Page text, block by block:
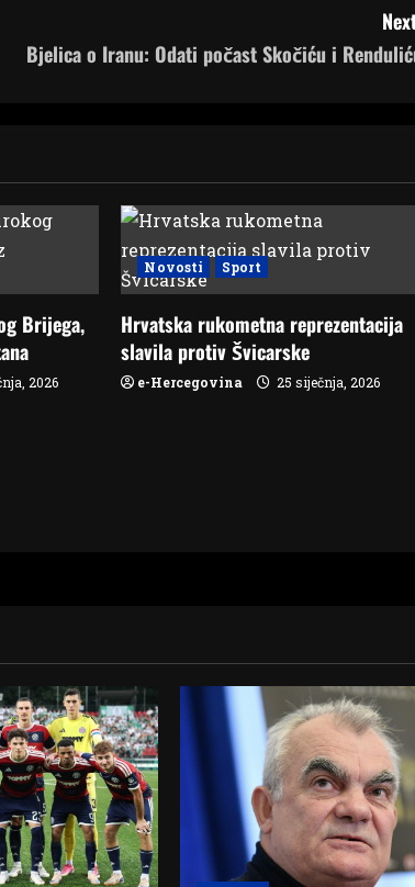
Bjelica o Iranu: Odati počast Skočiću i
Brijega,
2026
Novosti Sport
Hrvatska rukometna reprezentacija
slavila protiv Švicarske
e-Hercegovina 25 siječnja, 2026